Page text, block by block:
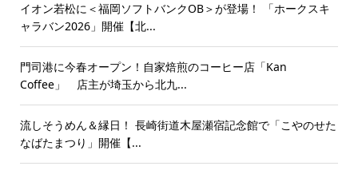
イオン若松に＜福岡ソフトバンクOB＞が登場！ 「ホークスキ
ャラバン2026」開催【北...
門司港に今春オープン！自家焙煎のコーヒー店「Kan
Coffee」 店主が埼玉から北九...
流しそうめん＆縁日！ 長崎街道木屋瀬宿記念館で「こやのせた
なばたまつり」開催【...